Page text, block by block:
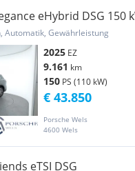
eHybrid DSG 150
Automatik, Gewährleistung
2025 EZ
9.161 km
150 PS (110 kW)
Porsche Wels
4600 Wels
€ 43.850
eTSI DSG